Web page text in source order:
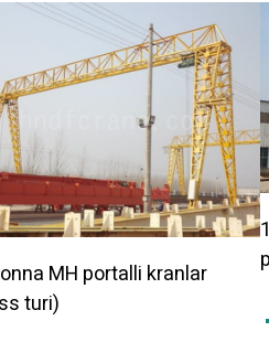
MH portalli kranlar
turi)